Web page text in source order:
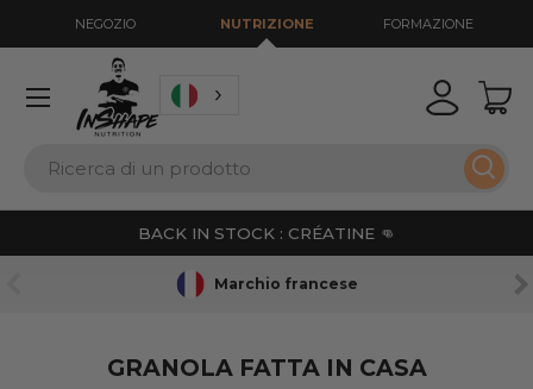
NEGOZIO NUTRIZIONE FORMAZIONE
Accedi
BACK IN STOCK : CRÉATINE 👊
Marchio francese
GRANOLA FATTA IN CASA